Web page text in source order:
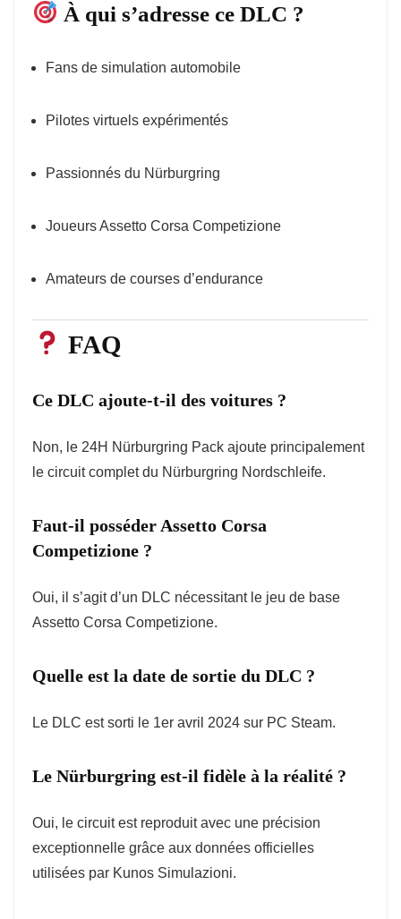
À qui s’adresse ce DLC ?
Fans de simulation automobile
Pilotes virtuels expérimentés
Passionnés du Nürburgring
Joueurs Assetto Corsa Competizione
Amateurs de courses d’endurance
FAQ
Ce DLC ajoute-t-il des voitures ?
Non, le 24H Nürburgring Pack ajoute principalement
le circuit complet du Nürburgring Nordschleife.
Faut-il posséder Assetto Corsa
Competizione ?
Oui, il s’agit d’un DLC nécessitant le jeu de base
Assetto Corsa Competizione.
Quelle est la date de sortie du DLC ?
Le DLC est sorti le 1er avril 2024 sur PC Steam.
Le Nürburgring est-il fidèle à la réalité ?
Oui, le circuit est reproduit avec une précision
exceptionnelle grâce aux données officielles
utilisées par Kunos Simulazioni.